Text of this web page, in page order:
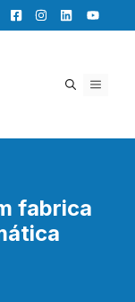
MENU
fabrica